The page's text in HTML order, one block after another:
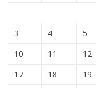
3
4 5
10
11 12
17
18 19